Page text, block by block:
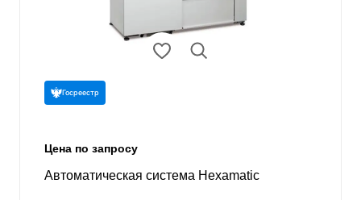
Госреестр
Цена по запросу
Автоматическая система Hexamatic